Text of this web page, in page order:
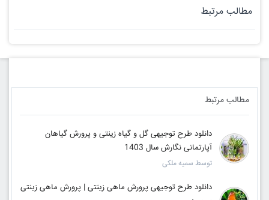
مطالب مرتبط
مطالب مرتبط
دانلود طرح توجیهی گل و گیاه زینتی و پرورش گیاهان
آپارتمانی نگارش سال 1403
توسط سمیه ملکی
دانلود طرح توجیهی پرورش ماهی زینتی | پرورش ماهی زینتی